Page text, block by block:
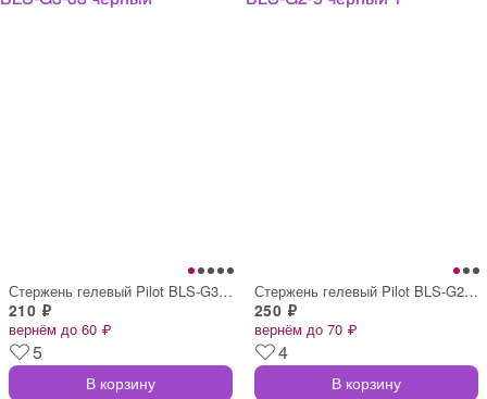
Стержень гелевый Pilot BLS-G3-38 черный
210 ₽
вернём до 60 ₽
5
В корзину
Стержень гелевый Pilot BLS-G2-5 черный 1
250 ₽
вернём до 70 ₽
4
В корзину